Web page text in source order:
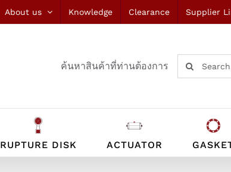
About us Knowledge Clearance Supplier
ค้นหาสินค้าที่ท่านต้องการ
Search
for:
RUPTURE DISK ACTUATOR